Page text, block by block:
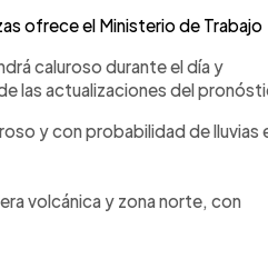
ofrece el Ministerio de Trabajo
caluroso durante el día y
las actualizaciones del
y con probabilidad de lluvias
volcánica y zona norte, con